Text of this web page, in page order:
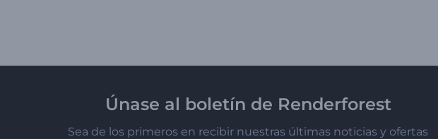
Únase al boletín de Renderforest
Sea de los primeros en recibir nuestras últimas noticias y ofertas